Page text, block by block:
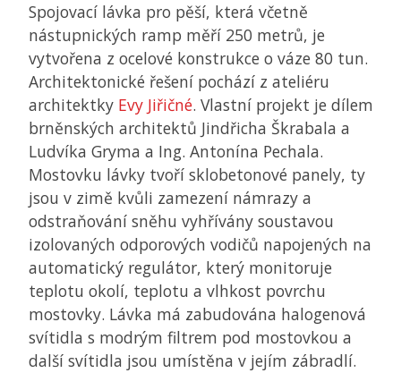
Spojovací lávka pro pěší, která včetně
nástupnických ramp měří 250 metrů, je
vytvořena z ocelové konstrukce o váze 80 tun.
Architektonické řešení pochází z ateliéru
architektky Evy Jiřičné. Vlastní projekt je dílem
brněnských architektů Jindřicha Škrabala a
Ludvíka Gryma a Ing. Antonína Pechala.
Mostovku lávky tvoří sklobetonové panely, ty
jsou v zimě kvůli zamezení námrazy a
odstraňování sněhu vyhřívány soustavou
izolovaných odporových vodičů napojených na
automatický regulátor, který monitoruje
teplotu okolí, teplotu a vlhkost povrchu
mostovky. Lávka má zabudována halogenová
svítidla s modrým filtrem pod mostovkou a
další svítidla jsou umístěna v jejím zábradlí.